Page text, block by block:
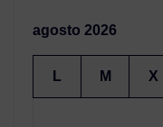
agosto 2026
L M X